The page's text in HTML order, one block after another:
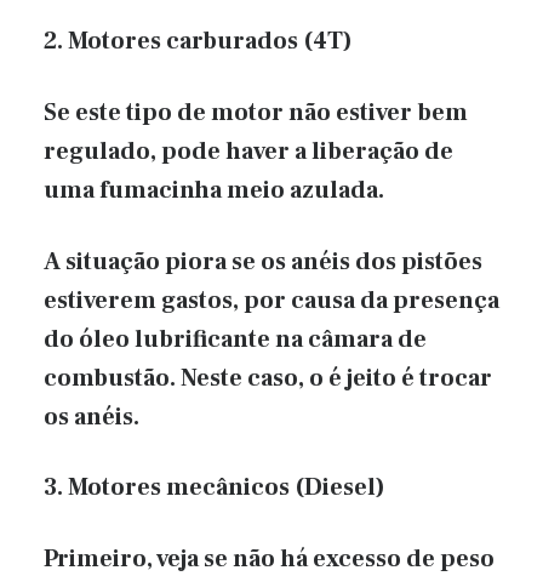
2. Motores carburados (4T)
Se este tipo de motor não estiver bem
regulado, pode haver a liberação de
uma fumacinha meio azulada.
A situação piora se os anéis dos pistões
estiverem gastos, por causa da presença
do óleo lubrificante na câmara de
combustão. Neste caso, o é jeito é trocar
os anéis.
3. Motores mecânicos (Diesel)
Primeiro, veja se não há excesso de peso